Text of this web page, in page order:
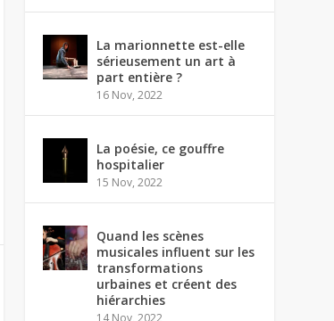
La marionnette est-elle
sérieusement un art à
part entière ?
16 Nov, 2022
La poésie, ce gouffre
hospitalier
15 Nov, 2022
Quand les scènes
musicales influent sur les
transformations
urbaines et créent des
hiérarchies
14 Nov, 2022